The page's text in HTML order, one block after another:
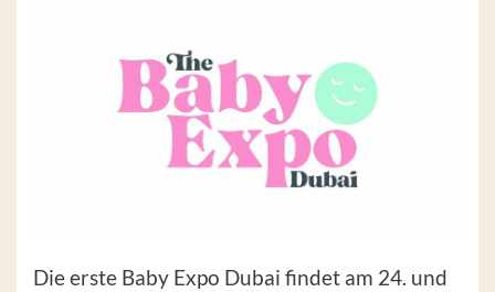
Die erste Baby Expo Dubai findet am 24. und